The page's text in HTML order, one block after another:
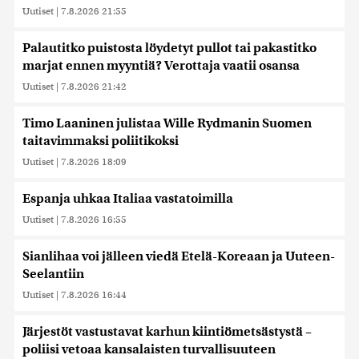
Uutiset | 7.8.2026 21:55
Palautitko puistosta löydetyt pullot tai pakastitko
marjat ennen myyntiä? Verottaja vaatii osansa
Uutiset | 7.8.2026 21:42
Timo Laaninen julistaa Wille Rydmanin Suomen
taitavimmaksi poliitikoksi
Uutiset | 7.8.2026 18:09
Espanja uhkaa Italiaa vastatoimilla
Uutiset | 7.8.2026 16:55
Sianlihaa voi jälleen viedä Etelä-Koreaan ja Uuteen-
Seelantiin
Uutiset | 7.8.2026 16:44
Järjestöt vastustavat karhun kiintiömetsästystä –
poliisi vetoaa kansalaisten turvallisuuteen